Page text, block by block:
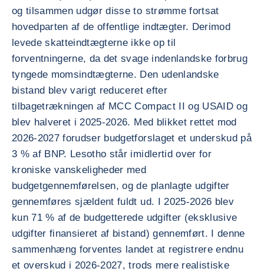
og tilsammen udgør disse to strømme fortsat
hovedparten af de offentlige indtægter. Derimod
levede skatteindtægterne ikke op til
forventningerne, da det svage indenlandske forbrug
tyngede momsindtægterne. Den udenlandske
bistand blev varigt reduceret efter
tilbagetrækningen af MCC Compact II og USAID og
blev halveret i 2025-2026. Med blikket rettet mod
2026-2027 forudser budgetforslaget et underskud på
3 % af BNP. Lesotho står imidlertid over for
kroniske vanskeligheder med
budgetgennemførelsen, og de planlagte udgifter
gennemføres sjældent fuldt ud. I 2025-2026 blev
kun 71 % af de budgetterede udgifter (eksklusive
udgifter finansieret af bistand) gennemført. I denne
sammenhæng forventes landet at registrere endnu
et overskud i 2026-2027, trods mere realistiske